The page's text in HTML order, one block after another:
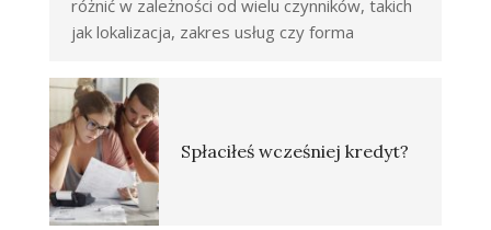
różnić w zależności od wielu czynników, takich
jak lokalizacja, zakres usług czy forma
Spłaciłeś wcześniej kredyt?